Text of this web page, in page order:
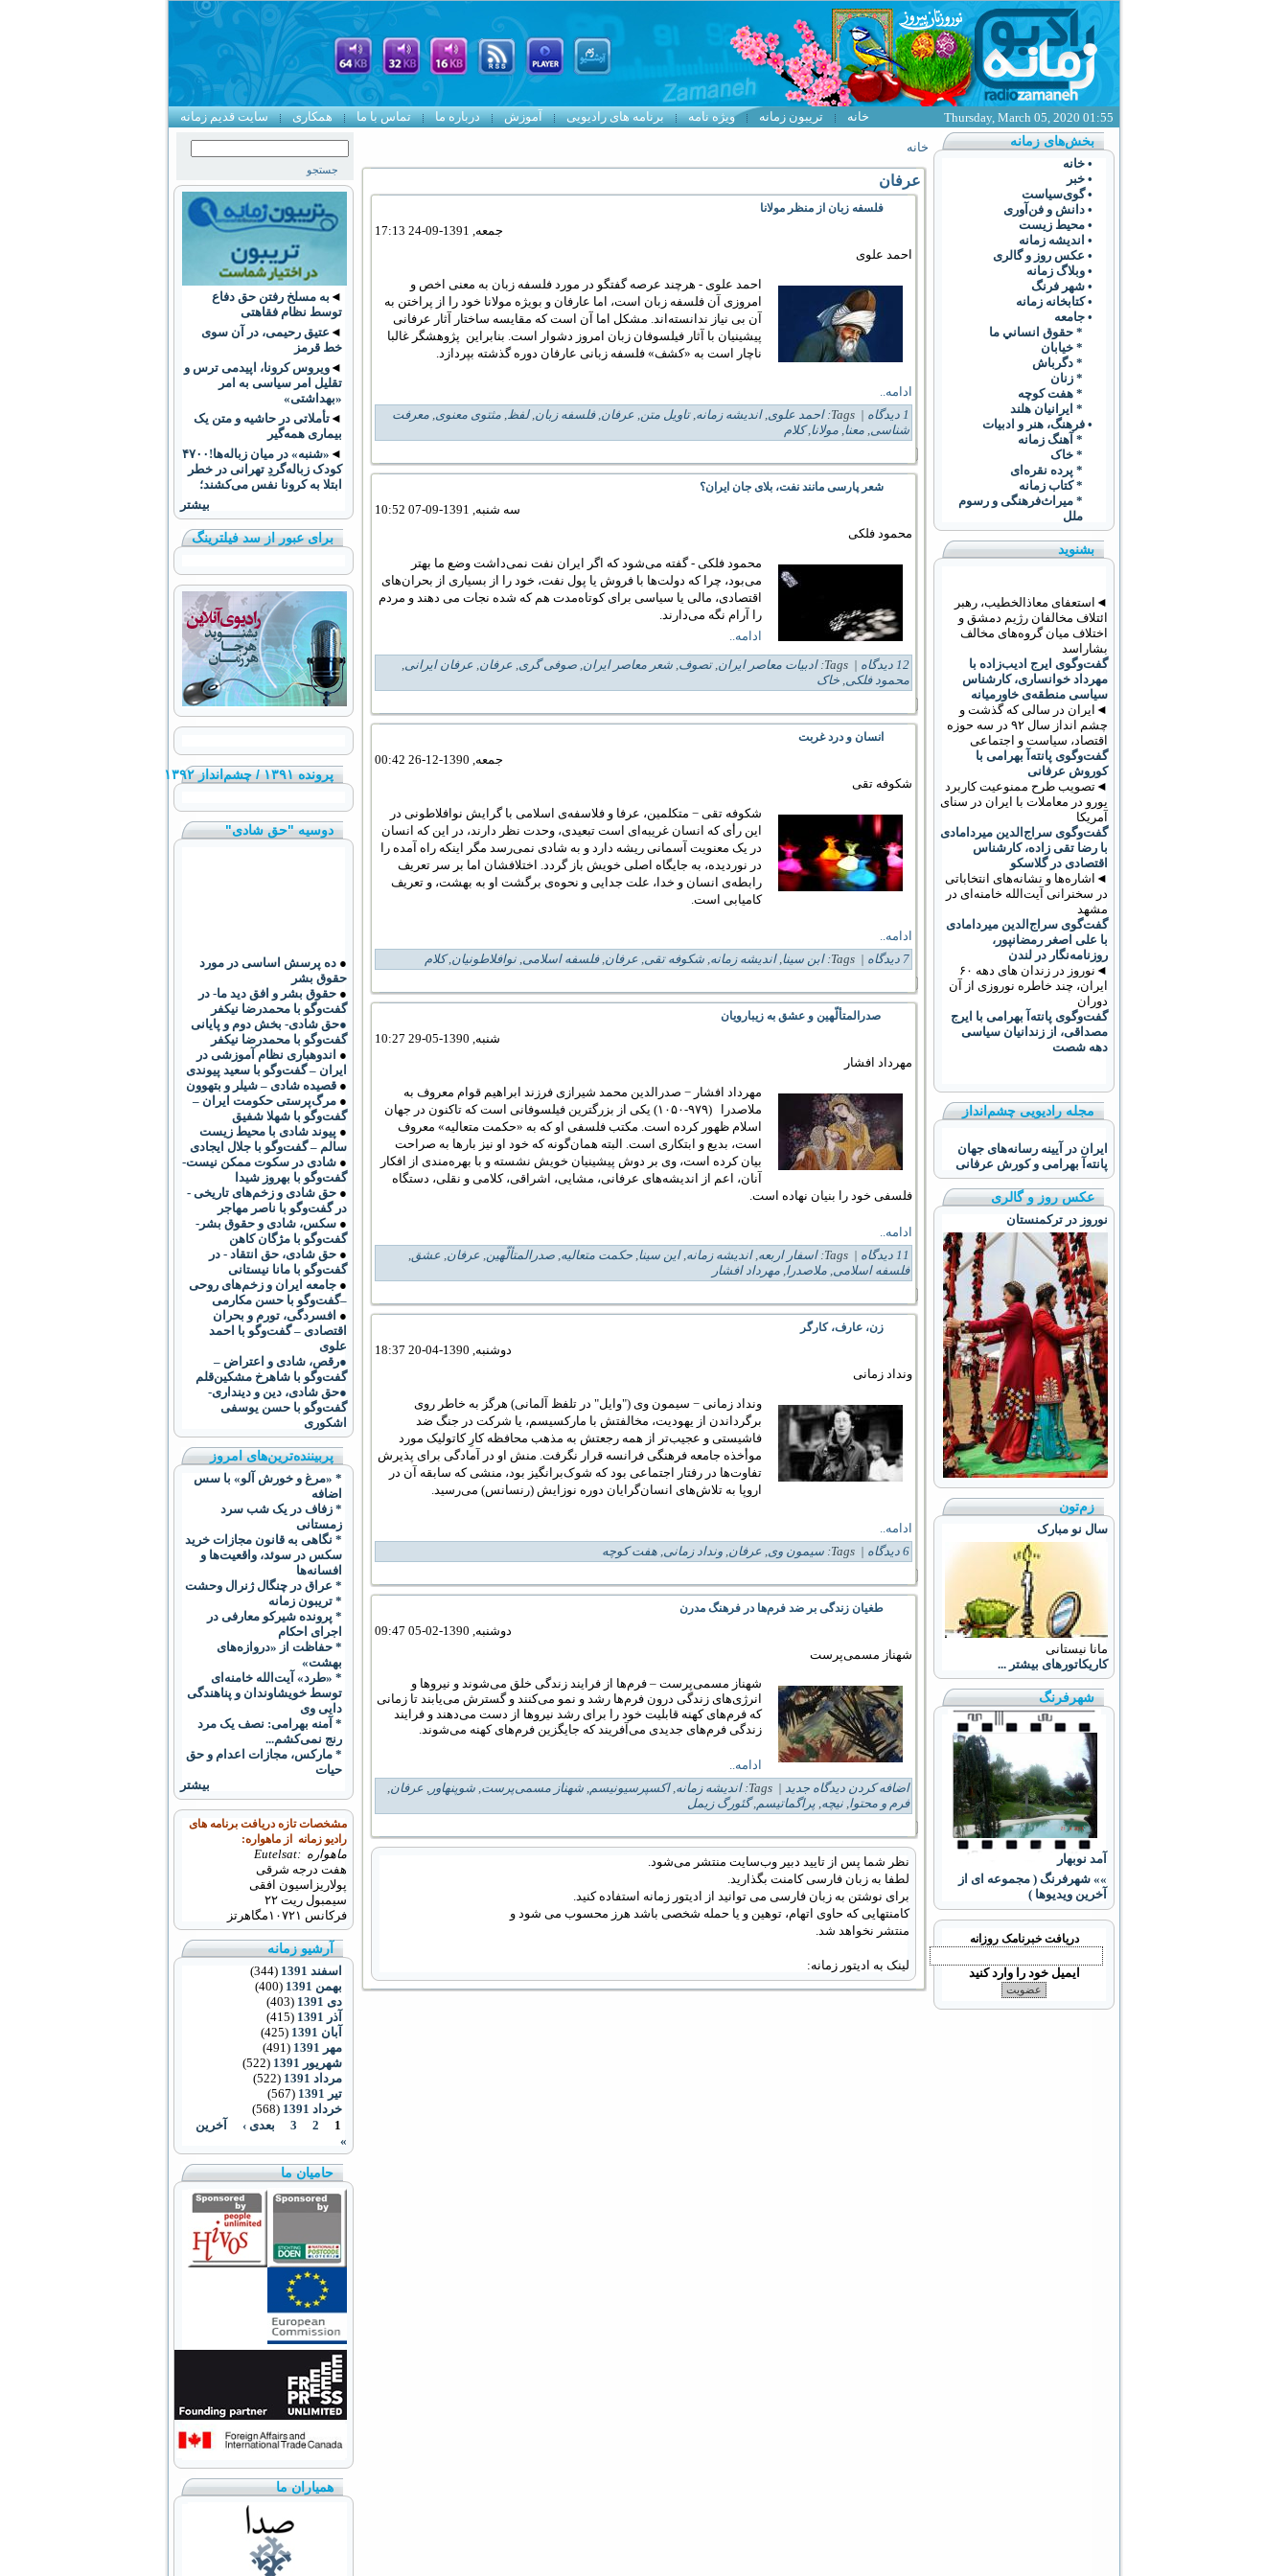
سایت قدیم زمانه همکاری تماس با ما درباره ما آموزش برنامه های رادیویی ویژه نامه تریبون زمانه خانه
بخش‌های زمانه
• خانه
• خبر
• گوی‌سياست
• دانش و فن‌آوری
• محیط زیست
• انديشه زمانه
• عکس روز و گالری
• وبلاگ زمانه
• شهر فرنگ
• کتابخانه زمانه
• جامعه
* حقوق انساني ما
* خيابان
* دگرباش
* زنان
* هفت کوچه
* ايرانيان هلند
• فرهنگ،‌ هنر و ادبيات
* آهنگ زمانه
* خاک
* پرده نقره‌ای
* کتاب زمانه
* ميراث‌فرهنگی و رسوم
ملل
بشنوید
◄استعفای معاذالخطیب، رهبر
ائتلاف مخالفان رژیم دمشق و
اختلاف میان گروه‌های مخالف
بشاراسد
گفت‌وگوی ایرج ادیب‌زاده با
مهرداد خوانساری، کارشناس
سیاسی منطقه‌ی خاورمیانه
◄ایران در سالی که گذشت و
چشم انداز سال ۹۲ در سه حوزه
اقتصاد، سیاست و اجتماعی
گفت‌وگوی پانته‌آ بهرامی با
کوروش عرفانی
◄تصویب طرح ممنوعیت کاربرد
يورو در معاملات با ايران در سنای
آمریکا
گفت‌وگوی سراج‌الدین میردامادی
با رضا تقی زاده، کارشناس
اقتصادی در گلاسکو
◄اشاره‌ها و نشانه‌های انتخاباتی
در سخنرانی آیت‌الله خامنه‌ای در
مشهد
گفت‌گوی سراج‌الدین میردامادی
با علی اصغر رمضانپور،
روزنامه‌نگار در لندن
◄نوروز در زندان های دهه ۶۰
ایران، چند خاطره نوروزی از آن
دوران
گفت‌وگوی پانته‌آ بهرامی با ایرج
مصداقی، از زندانیان سیاسی
دهه شصت
مجله رادیویی چشم‌انداز
ایران در آیینه رسانه‌های جهان
پانته‌آ بهرامی و کورش عرفانی
عکس روز و گالری
نوروز در ترکمنستان
زم‌تون
سال نو مبارک
مانا نیستانی
کاریکاتورهای بیشتر ...
شهرفرنگ
آمد نوبهار
»» شهرفرنگ ( مجموعه ای از
آخرین ویدیوها )
Thursday, March 05, 2020 01:55
دریافت خبرنامک روزانه
ایمیل خود را وارد کنید
خانه
عرفان
فلسفه زبان از منظر مولانا
جمعه, 1391-09-24 17:13
احمد علوی
احمد علوی - هرچند عرصه گفتگو در مورد فلسفه زبان به معنی اخص و
امروزی آن فلسفه زبان است، اما عارفان و بویژه مولانا خود را از پراختن به
آن بی نیاز ندانسته‌اند. مشکل اما آن است که مقایسه ساختار آثار عرفانی
پیشینیان با آثار فیلسوفان زبان امروز دشوار است. بنابراین پژوهشگر غالبا
ناچار است به «کشف» فلسفه زبانی عارفان دوره گذشته بپردازد.
ادامه..
1 دیدگاه
| Tags: احمد علوی,انديشه زمانه,تاویل متن, عرفان,فلسفه زبان,لفظ, مثتوی معنوی, معرفت
شناسی, معنا, مولانا,کلام
شعر پارسی مانند نفت، بلای جان ایران؟
سه شنبه, 1391-09-07 10:52
محمود فلکی
محمود فلکی - گفته می‌شود که اگر ایران نفت نمی‌داشت وضع ما بهتر
می‌بود، چرا که دولت‌ها با فروش یا پول نفت، خود را از بسیاری از بحران‌های
اقتصادی، مالی یا سیاسی برای کوتاه‌مدت هم که شده نجات می دهند و مردم
را آرام نگه می‌دارند.
ادامه..
12 دیدگاه
| Tags: ادبیات معاصر ایران,تصوف, شعر معاصر ایران, صوفی گری, عرفان, عرفان ایرانی,
محمود فلکی, خاک
انسان و درد غربت
جمعه, 1390-12-26 00:42
شکوفه تقی
شکوفه تقی − متکلمین، عرفا و فلاسفهی اسلامی با گرایش نوافلاطونی در
این رأی که انسان غریبه ای است تبعیدی، وحدت نظر دارند، در این که انسان
در یک معنویت آسمانی ریشه دارد و به شادی نمیرسد مگر اینکه راه آمده را
در نوردیده، به جایگاه اصلی خویش باز گردد. اختلافشان اما بر سر تعریف
رابطهی انسان و خدا، علت جدایی و نحوهی برگشت او به بهشت، و تعریف
کامیابی است.
ادامه..
7 دیدگاه
| Tags: ابن سینا,انديشه زمانه, شکوفه تقی, عرفان,فلسفه اسلامی, نوافلاطونیان,کلام
صدرالمتألّهین و عشق به زیبارویان
شنبه, 1390-05-29 10:27
مهرداد افشار
مهرداد افشار − صدرالدین محمد شیرازی فرزند ابراهیم قوام معروف به
ملاصدرا
(۹۷۹-۱۰۵۰) یکی از بزرگترین فیلسوفانی است که تاکنون در جهان
اسلام ظهور کرده است. مکتب فلسفی او که به «حکمت متعالیه» معروف
است، بدیع و ابتکاری است. البته همان‌گونه که خود او نیز بارها به صراحت
بیان کرده است، وی بر دوش پیشینیان خویش نشسته و با بهره‌مندی از افکار
آنان، اعم از اندیشه‌های عرفانی، مشایی، اشراقی، کلامی و نقلی، دستگاه
فلسفی خود را بنیان نهاده است.
ادامه..
11 دیدگاه
| Tags: اسفار اربعه,انديشه زمانه,این سینا, حکمت متعالیه, صدرالمتألّهین, عرفان, عشق,
فلسفه اسلامی, ملاصدرا, مهرداد افشار
زن، عارف، کارگر
دوشنبه, 1390-04-20 18:37
ونداد زمانی
ونداد زمانی − سیمون وی ("وایل" در تلفظ آلمانی) هرگز به خاطر روی
برگرداندن از یهودیت، مخالفتش با مارکسیسم، یا شرکت در جنگ ضد
فاشیستی و عجیب‌تر از همه رجعتش به مذهب محافظه کارِ کاتولیک مورد
موأخذه جامعه فرهنگی فرانسه قرار نگرفت. منش او در آمادگی برای پذیرش
تفاوت‌ها در رفتار اجتماعی بود که شوک‌برانگیز بود، منشی که سابقه آن در
اروپا به تلاش‌های انسان‌گرایان دوره نوزایش (رنسانس) می‌رسید.
ادامه..
6 دیدگاه
| Tags: سیمون وی, عرفان, ونداد زمانی, هفت کوچه
طغیان زندگی بر ضد فرم‌ها در فرهنگ مدرن
دوشنبه, 1390-02-05 09:47
شهناز مسمی‌پرست
شهناز مسمی‌پرست – فرم‌ها از فرایند زندگی خلق می‌شوند و نیروها و
انرژی‌های زندگی درون فرم‌ها رشد و نمو می‌کنند و گسترش می‌یابند تا زمانی
که فرم‌های کهنه قابلیت خود را برای رشد نیروها از دست می‌دهند و فرایند
زندگی فرم‌های جدیدی می‌آفریند که جایگزین فرم‌های کهنه می‌شوند.
ادامه..
اضافه کردن دیدگاه جدید | Tags: انديشه زمانه,اکسپرسیونیسم, شهناز مسمی‌پرست, شوپنهاور , عرفان,
فرم و محتوا, نیچه, پراگماتیسم,گئورگ زیمل
نظر شما پس از تایید دبیر وب‌سایت منتشر می‌شود.
لطفا به زبان فارسی کامنت بگذارید.
برای نوشتن به زبان فارسی می توانید از ادیتور زمانه استفاده کنید.
کامنتهایی که حاوی اتهام، توهین و یا حمله شخصی باشد هرز محسوب می شود و
منتشر نخواهد شد.
لینک به ادیتور زمانه:
◄ به مسلخ رفتن حق دفاع
توسط نظام فقاهتی
◄ عتیق رحیمی، در آن سوی
خط قرمز
◄ ویروس کرونا، اپیدمی ترس و
تقلیل امر سیاسی به امر
«بهداشتی»
◄ تأملاتی در حاشیه و متن یک
بیماری همه‌گیر
◄
«شنبه» در میان زباله‌ها!۴۷۰۰
کودک زباله‌گردِ تهرانی در خطر
ابتلا به کرونا نفس می‌کشند؛
بیشتر
برای عبور از سد فیلترینگ
پرونده ۱۳۹۱ / چشم‌انداز ۱۳۹۲
دوسیه "حق شادی"
● ده پرسش اساسی در مورد
حقوق بشر
● حقوق بشر و افق دید ما- در
گفت‌وگو با محمدرضا نیکفر
●حق شادی- بخش دوم و پایانی
گفت‌وگو با محمدرضا نیکفر
● اندوهباری نظام آموزشی در
ایران – گفت‌وگو با سعید پیوندی
● قصیده شادی – شیلر و بتهوون
● مرگ‌پرستی حکومت ایران –
گفت‌وگو با شهلا شفیق
● پیوند شادی با محیط زیست
سالم – گفت‌وگو با جلال ایجادی
● شادی در سکوت ممکن نیست-
گفت‌وگو با بهروز شیدا
● حق شادی و زخم‌های تاریخی -
در گفت‌وگو با ناصر مهاجر
● سکس، شادی و حقوق بشر-
گفت‌وگو با مژگان کاهن
● حق شادی، حق انتقاد - در
گفت‌وگو با مانا نیستانی
● جامعه ایران و زخم‌های روحی
–گفت‌وگو با حسن مکارمی
● افسردگی، تورم و بحران
اقتصادی – گفت‌وگو با احمد
علوی
●رقص، شادی و اعتراض –
گفت‌و‌گو با شاهرخ مشکین‌قلم
●حق شادی، دین و دینداری-
گفت‌وگو با حسن یوسفی
اشکوری
پربیننده‌ترین‌های امروز
* «مرغ و خورش آلو» با سس
اضافه
* زفاف در یک شب سرد
زمستانی
* نگاهی به قانون مجازات خرید
سکس در سوئد، واقعیت‌ها و
افسانه‌ها
* عراق در چنگال ژنرال وحشت
* تریبون زمانه
* پرونده شیرکو معارفی در
اجرای احکام
* حفاظت از «دروازه‌های
بهشت»
* «طرد» آيت‌الله خامنه‌ای
توسط خويشاوندان و پناهندگی
دايی وی
* آمنه بهرامی: نصف یک مرد
رنج نمی‌کشم...
* مارکس، مجازات اعدام و حق
حیات
بیشتر
مشخصات تازه دریافت برنامه های
رادیو زمانه از ماهواره:
ماهواره :Eutelsat
هفت درجه شرقی
پولاریزاسیون افقی
سیمبول ریت ۲۲
فرکانس ۱۰۷۲۱ مگاهرتز
آرشیو زمانه
اسفند 1391
(344)
بهمن 1391
(400)
دی 1391
(403)
آذر 1391
(415)
آبان 1391
(425)
مهر 1391
(491)
شهریور 1391
(522)
مرداد 1391
(522)
تیر 1391
(567)
خرداد 1391
(568)
1
2
3 بعدی ›
آخرین
»
حامیان ما
همیاران ما